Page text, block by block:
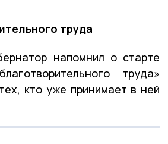
труда
напомнил о старте
труда»
кто уже принимает в ней